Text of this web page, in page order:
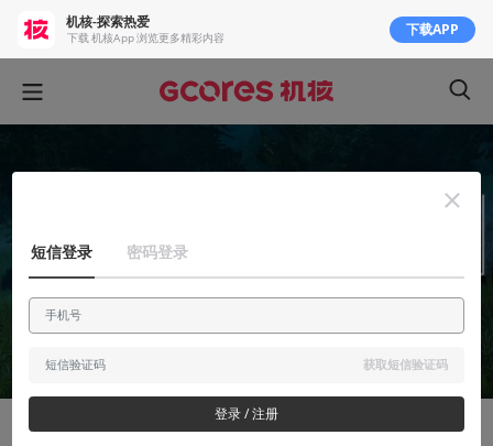
机核-探索热爱
下载 机核App 浏览更多精彩内容 下载APP
短信登录 密码登录
获取短信验证码
登录 / 注册